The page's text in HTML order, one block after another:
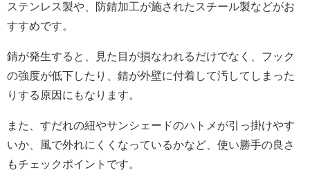
ステンレス製や、防錆加工が施されたスチール製などがお
すすめです。
錆が発生すると、見た目が損なわれるだけでなく、フック
の強度が低下したり、錆が外壁に付着して汚してしまった
りする原因にもなります。
また、すだれの紐やサンシェードのハトメが引っ掛けやす
いか、風で外れにくくなっているかなど、使い勝手の良さ
もチェックポイントです。